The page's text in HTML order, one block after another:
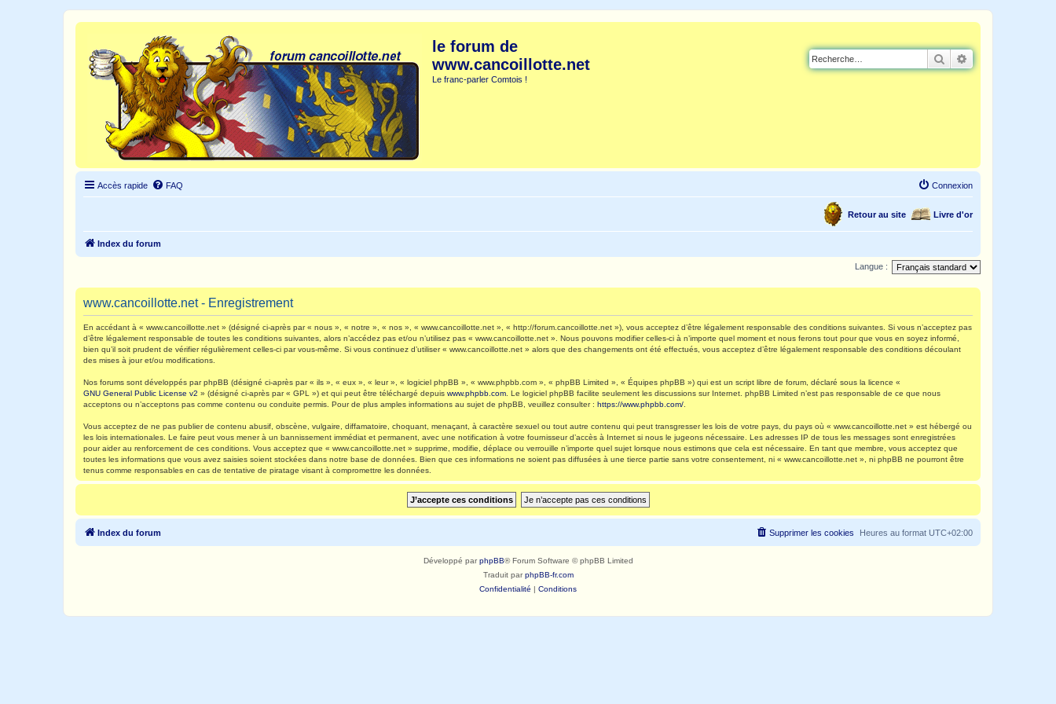
le forum de
www.cancoillotte.net
Le franc-parler Comtois !
Rechercher
Accès rapide FAQ Connexion
Livre d'or
Retour au site
Index du forum
Langue :
www.cancoillotte.net - Enregistrement
En accédant à « www.cancoillotte.net » (désigné ci-après par « nous », « notre », « nos », « www.cancoillotte.net », « http://forum.cancoillotte.net »), vous acceptez d’être légalement responsable des conditions suivantes. Si vous n’acceptez pas
d’être légalement responsable de toutes les conditions suivantes, alors n’accédez pas et/ou n’utilisez pas « www.cancoillotte.net ». Nous pouvons modifier celles-ci à n’importe quel moment et nous ferons tout pour que vous en soyez informé,
bien qu’il soit prudent de vérifier régulièrement celles-ci par vous-même. Si vous continuez d’utiliser « www.cancoillotte.net » alors que des changements ont été effectués, vous acceptez d’être légalement responsable des conditions découlant
des mises à jour et/ou modifications.
Nos forums sont développés par phpBB (désigné ci-après par « ils », « eux », « leur », « logiciel phpBB », « www.phpbb.com », « phpBB Limited », « Équipes phpBB ») qui est un script libre de forum, déclaré sous la licence «
GNU General Public License v2 » (désigné ci-après par « GPL ») et qui peut être téléchargé depuis www.phpbb.com . Le logiciel phpBB facilite seulement les discussions sur Internet. phpBB Limited n’est pas responsable de ce que nous
acceptons ou n’acceptons pas comme contenu ou conduite permis. Pour de plus amples informations au sujet de phpBB, veuillez consulter : https://www.phpbb.com/
Vous acceptez de ne pas publier de contenu abusif, obscène, vulgaire, diffamatoire, choquant, menaçant, à caractère sexuel ou tout autre contenu qui peut transgresser les lois de votre pays, du pays où « www.cancoillotte.net » est hébergé ou
les lois internationales. Le faire peut vous mener à un bannissement immédiat et permanent, avec une notification à votre fournisseur d’accès à Internet si nous le jugeons nécessaire. Les adresses IP de tous les messages sont enregistrées
pour aider au renforcement de ces conditions. Vous acceptez que « www.cancoillotte.net » supprime, modifie, déplace ou verrouille n’importe quel sujet lorsque nous estimons que cela est nécessaire. En tant que membre, vous acceptez que
toutes les informations que vous avez saisies soient stockées dans notre base de données. Bien que ces informations ne soient pas diffusées à une tierce partie sans votre consentement, ni « www.cancoillotte.net », ni phpBB ne pourront être
tenus comme responsables en cas de tentative de piratage visant à compromettre les données.
Index du forum Heures au format UTC+02:00
Supprimer les cookies
Développé parphpBB® Forum Software © phpBB Limited
Traduit parphpBB-fr.com
Confidentialité | Conditions